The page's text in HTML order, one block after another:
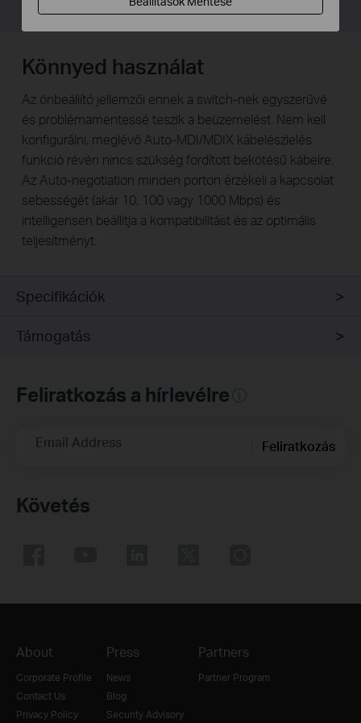
Könnyed használat
Az önbeállító jellemzői ennek a switch-nek egyszerűvé
és problémamentessé teszik a beüzemelést. Nem kell
konfigurálni, meglévő Auto-MDI/MDIX kábelészlelés
funkció révén nincs szükség fordított bekötésű kábelre.
Az Auto-negotiation minden porton érzékeli a kapcsolat
sebességét (akár 10, 100 vagy 1000 Mbps) és
intelligensen beállítja a kompatibilitást és az optimális
teljesítményt.
Specifikációk
Támogatás
Feliratkozás a hírlevélre
Email Address Feliratkozás
Követés
About
Corporate Profile
Contact Us
Privacy Policy
Press
News
Blog
Security Advisory
Partners
Partner Program